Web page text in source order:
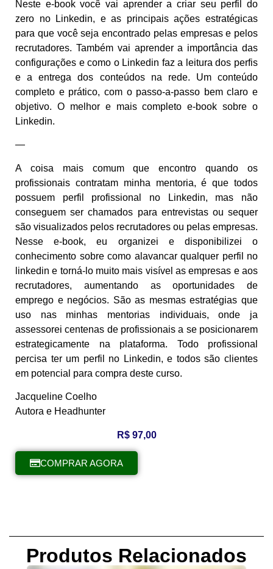
Neste e-book você vai aprender a criar seu perfil do
zero no Linkedin, e as principais ações estratégicas
para que você seja encontrado pelas empresas e pelos
recrutadores. Também vai aprender a importância das
configurações e como o Linkedin faz a leitura dos perfis
e a entrega dos conteúdos na rede. Um conteúdo
completo e prático, com o passo-a-passo bem claro e
objetivo. O melhor e mais completo e-book sobre o
Linkedin.
—
A coisa mais comum que encontro quando os
profissionais contratam minha mentoria, é que todos
possuem perfil profissional no Linkedin, mas não
conseguem ser chamados para entrevistas ou sequer
são visualizados pelos recrutadores ou pelas empresas.
Nesse e-book, eu organizei e disponibilizei o
conhecimento sobre como alavancar qualquer perfil no
linkedin e torná-lo muito mais visível as empresas e aos
recrutadores, aumentando as oportunidades de
emprego e negócios. São as mesmas estratégias que
uso nas minhas mentorias individuais, onde ja
assessorei centenas de profissionais a se posicionarem
estrategicamente na plataforma. Todo profissional
percisa ter um perfil no Linkedin, e todos são clientes
em potencial para compra deste curso.
Jacqueline Coelho
Autora e Headhunter
R$97,00
COMPRAR AGORA
Produtos Relacionados